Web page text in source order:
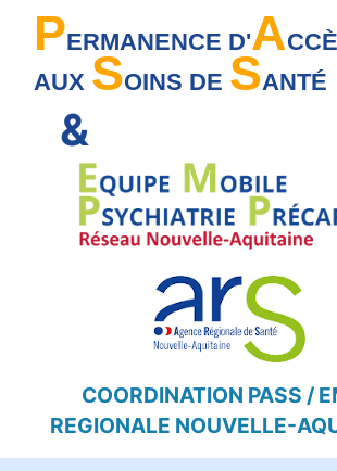
Aller au contenu principal
PERMANENCE D'A
AUX SOINS DE SANTÉ
&
COORDINATION PASS /
REGIONALE NOUVELLE-
Panneau de gestion des cookies